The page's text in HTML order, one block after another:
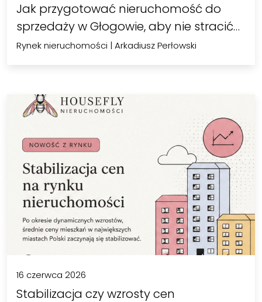
Jak przygotować nieruchomość do
sprzedaży w Głogowie, aby nie stracić…
Rynek nieruchomości | Arkadiusz Perłowski
16 czerwca 2026
Stabilizacja czy wzrosty cen